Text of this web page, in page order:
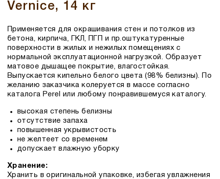
Vernice, 14 кг
Применяется для окрашивания стен и потолков из
бетона, кирпича, ГКЛ, ПГП и пр.оштукатуренные
поверхности в жилых и нежилых помещениях с
нормальной эксплуатационной нагрузкой. Образует
матовое дышащее покрытие, влагостойкая.
Выпускается кипельно белого цвета (98% белизны). По
желанию заказчика колеруется в массе согласно
каталога Perel или любому понравившемуся каталогу.
высокая степень белизны
отсутствие запаха
повышенная укрывистость
не желтеет со временем
допускает влажную уборку
Хранение:
Хранить в оригинальной упаковке, избегая увлажнения